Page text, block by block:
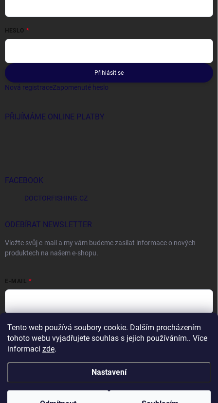
Tento web používá soubory cookie. Dalším procházením
tohoto webu vyjadřujete souhlas s jejich používáním.. Více
informací zde.
Nastavení
HESLO
Přihlásit se
Nová registraceZapomenuté heslo
PŘIJÍMÁME ONLINE PLATBY
FACEBOOK
DOCTORFISHING.CZ
ODEBÍRAT NEWSLETTER
Vložte svůj e-mail a my vám budeme zasílat informace o nových
produktech na našem e-shopu.
E-MAIL
Vložením e-mailu souhlasíte spodmínkami ochrany osobních údajů
Přihlásit se
Copyright 2026DOCTORFISHING.CZ. Všechna práva vyhrazena.